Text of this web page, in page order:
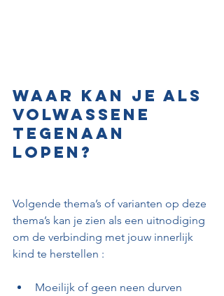
Waar kan je als
volwassene
tegenaan
lopen?
Volgende thema’s of varianten op deze
thema’s kan je zien als een uitnodiging
om de verbinding met jouw innerlijk
kind te herstellen :
Moeilijk of geen neen durven